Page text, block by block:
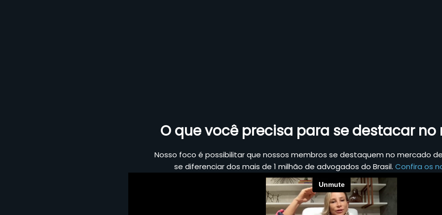
O que você precisa para se destacar
Nosso foco é possibilitar que nossos membros se destaquem no mercado
se diferenciar dos mais de 1 milhão de advogados do Brasil. Confira os